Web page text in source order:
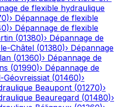
de flexible hydraulique
)› Dépannage de flexible
)› Dépannage de flexible
(01380)› Dépannage de
Châtel (01380)› Dépannage
(01360)› Dépannage de
(01990)› Dépannage de
Géovreissiat (01460)›
Beaupont (01270)›
Beauregard (01480)›